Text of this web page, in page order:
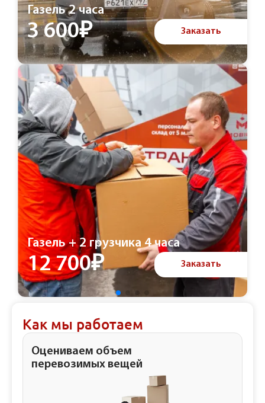
Газель 2 часа
3 600₽ Заказать
Газель + 2 грузчика 4 часа
12 700₽ Заказать
Как мы работаем
Оцениваем объем
перевозимых вещей